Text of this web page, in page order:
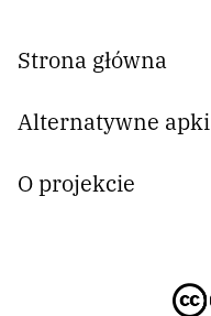
Strona główna
Alternatywne apki
O projekcie